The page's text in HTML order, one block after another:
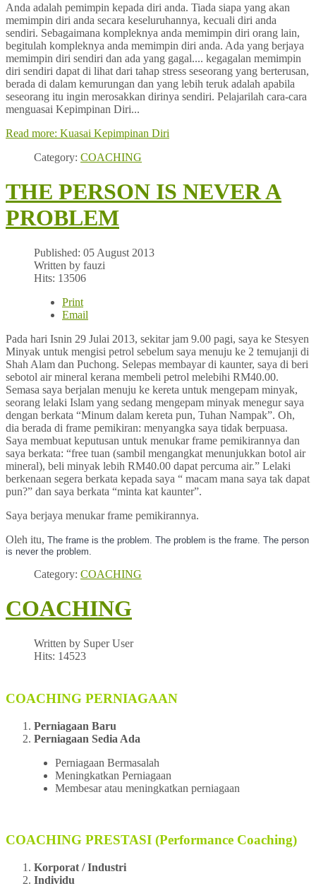
Anda adalah pemimpin kepada diri anda. Tiada siapa yang akan
memimpin diri anda secara keseluruhannya, kecuali diri anda
sendiri. Sebagaimana kompleknya anda memimpin diri orang lain,
begitulah kompleknya anda memimpin diri anda. Ada yang berjaya
memimpin diri sendiri dan ada yang gagal.... kegagalan memimpin
diri sendiri dapat di lihat dari tahap stress seseorang yang berterusan,
berada di dalam kemurungan dan yang lebih teruk adalah apabila
seseorang itu ingin merosakkan dirinya sendiri. Pelajarilah cara-cara
menguasai Kepimpinan Diri...
Read more: Kuasai Kepimpinan Diri
Category: COACHING
THE PERSON IS NEVER A
PROBLEM
Published: 05 August 2013
Written by fauzi
Hits: 13506
Print
Email
Pada hari Isnin 29 Julai 2013, sekitar jam 9.00 pagi, saya ke Stesyen
Minyak untuk mengisi petrol sebelum saya menuju ke 2 temujanji di
Shah Alam dan Puchong. Selepas membayar di kaunter, saya di beri
sebotol air mineral kerana membeli petrol melebihi RM40.00.
Semasa saya berjalan menuju ke kereta untuk mengepam minyak,
seorang lelaki Islam yang sedang mengepam minyak menegur saya
dengan berkata “Minum dalam kereta pun, Tuhan Nampak”. Oh,
dia berada di frame pemikiran: menyangka saya tidak berpuasa.
Saya membuat keputusan untuk menukar frame pemikirannya dan
saya berkata: “free tuan (sambil mengangkat menunjukkan botol air
mineral), beli minyak lebih RM40.00 dapat percuma air.” Lelaki
berkenaan segera berkata kepada saya “ macam mana saya tak dapat
pun?” dan saya berkata “minta kat kaunter”.
Saya berjaya menukar frame pemikirannya.
Oleh itu, The frame is the problem. The problem is the frame. The person
is never the problem.
Category: COACHING
COACHING
Written by Super User
Hits: 14523
COACHING PERNIAGAAN
Perniagaan Baru
Perniagaan Sedia Ada
Perniagaan Bermasalah
Meningkatkan Perniagaan
Membesar atau meningkatkan perniagaan
COACHING PRESTASI (Performance Coaching)
Korporat / Industri
Individu